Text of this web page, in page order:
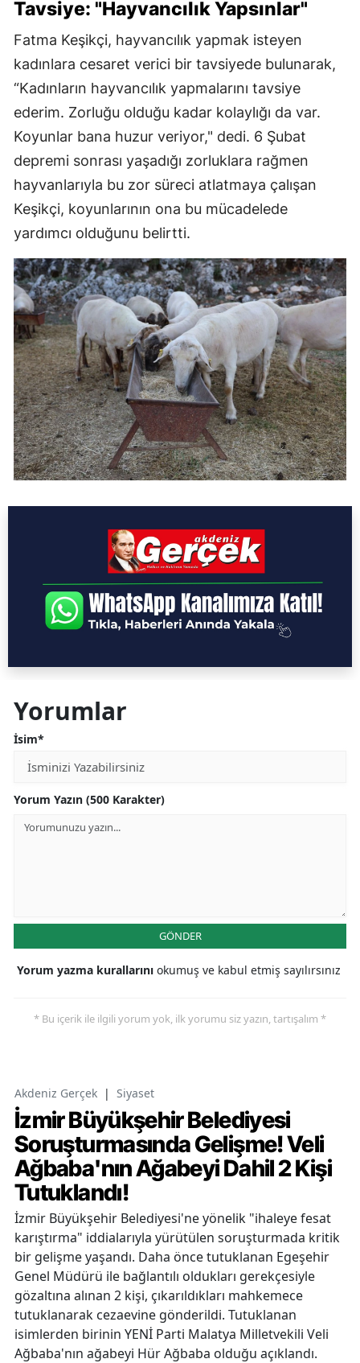
Tavsiye: "Hayvancılık Yapsınlar"
Fatma Keşikçi, hayvancılık yapmak isteyen
kadınlara cesaret verici bir tavsiyede bulunarak,
“Kadınların hayvancılık yapmalarını tavsiye
ederim. Zorluğu olduğu kadar kolaylığı da var.
Koyunlar bana huzur veriyor," dedi. 6 Şubat
depremi sonrası yaşadığı zorluklara rağmen
hayvanlarıyla bu zor süreci atlatmaya çalışan
Keşikçi, koyunlarının ona bu mücadelede
yardımcı olduğunu belirtti.
Yorumlar
İsim*
Yorum Yazın (500 Karakter)
GÖNDER
Yorum yazma kurallarını okumuş ve kabul etmiş sayılırsınız
* Bu içerik ile ilgili yorum yok, ilk yorumu siz yazın, tartışalım *
Akdeniz Gerçek | Siyaset
İzmir Büyükşehir Belediyesi
Soruşturmasında Gelişme! Veli
Ağbaba'nın Ağabeyi Dahil 2 Kişi
Tutuklandı!
İzmir Büyükşehir Belediyesi'ne yönelik "ihaleye fesat
karıştırma" iddialarıyla yürütülen soruşturmada kritik
bir gelişme yaşandı. Daha önce tutuklanan Egeşehir
Genel Müdürü ile bağlantılı oldukları gerekçesiyle
gözaltına alınan 2 kişi, çıkarıldıkları mahkemece
tutuklanarak cezaevine gönderildi. Tutuklanan
isimlerden birinin YENİ Parti Malatya Milletvekili Veli
Ağbaba'nın ağabeyi Hür Ağbaba olduğu açıklandı.